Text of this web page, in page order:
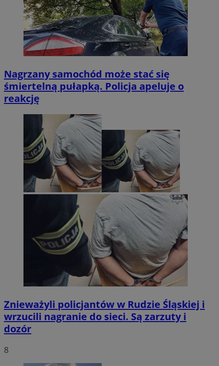
Nagrzany samochód może stać się
śmiertelną pułapką. Policja apeluje o
reakcję
Znieważyli policjantów w Rudzie Śląskiej i
wrzucili nagranie do sieci. Są zarzuty i
dozór
8